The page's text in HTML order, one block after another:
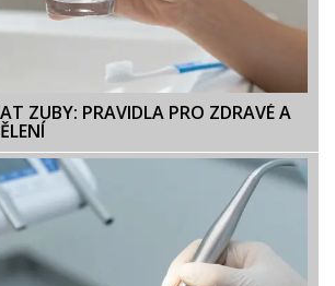
ZUBY: PRAVIDLA PRO ZDRAVÉ A